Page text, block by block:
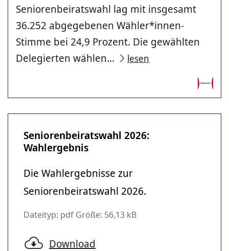
Seniorenbeiratswahl lag mit insgesamt
36.252 abgegebenen Wähler*innen-
Stimme bei 24,9 Prozent. Die gewählten
Delegierten wählen...
lesen
Seniorenbeiratswahl 2026:
Wahlergebnis
Die Wahlergebnisse zur
Seniorenbeiratswahl 2026.
Dateityp: pdf Größe: 56,13 kB
Download